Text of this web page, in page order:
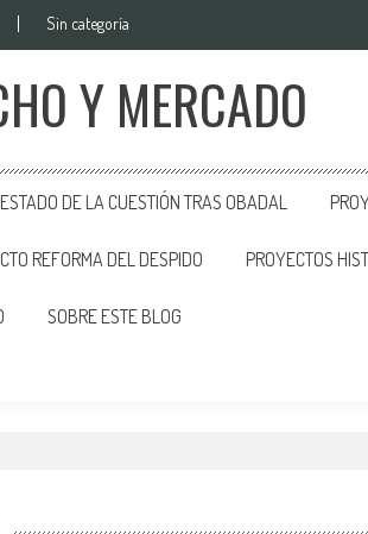
Sin categoría
Y MERCADO
DE LA CUESTIÓN TRAS OBADAL
REFORMA DEL DESPIDO PROYECTOS
SOBRE ESTE BLOG